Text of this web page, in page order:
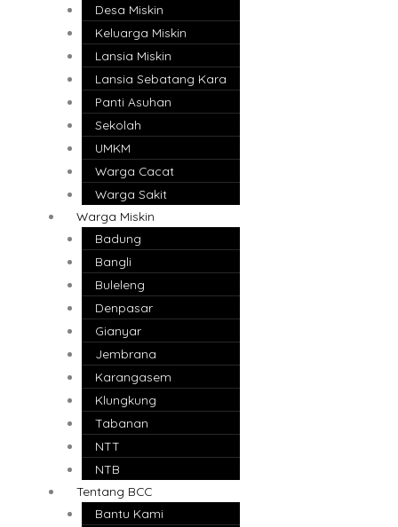
Desa Miskin
Keluarga Miskin
Lansia Miskin
Lansia Sebatang Kara
Panti Asuhan
Sekolah
UMKM
Warga Cacat
Warga Sakit
Warga Miskin
Badung
Bangli
Buleleng
Denpasar
Gianyar
Jembrana
Karangasem
Klungkung
Tabanan
NTT
NTB
Tentang BCC
Bantu Kami